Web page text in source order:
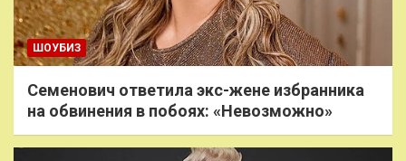
ШОУБИЗ
Семенович ответила экс-жене избранника
на обвинения в побоях: «Невозможно»